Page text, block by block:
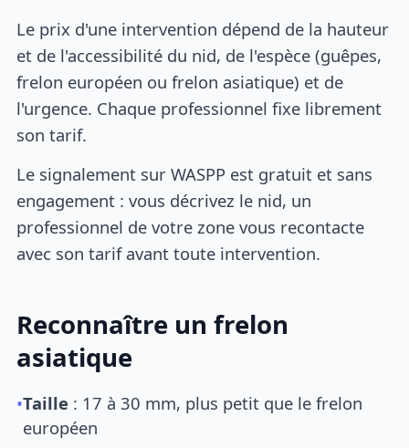
Le prix d'une intervention dépend de la hauteur
et de l'accessibilité du nid, de l'espèce (guêpes,
frelon européen ou frelon asiatique) et de
l'urgence. Chaque professionnel fixe librement
son tarif.
Le signalement sur WASPP est gratuit et sans
engagement : vous décrivez le nid, un
professionnel de votre zone vous recontacte
avec son tarif avant toute intervention.
Reconnaître un frelon
asiatique
•Taille : 17 à 30 mm, plus petit que le frelon
européen